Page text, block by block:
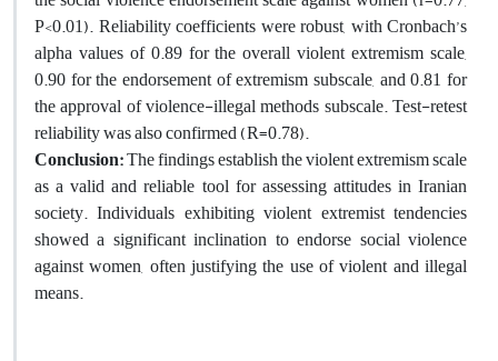
P<0.01). Reliability coefficients were robust, with Cronbach’s
alpha values of 0.89 for the overall violent extremism scale,
0.90 for the endorsement of extremism subscale, and 0.81 for
the approval of violence-illegal methods subscale. Test-retest
reliability was also confirmed (R=0.78).
Conclusion:The findings establish the violent extremism scale
as a valid and reliable tool for assessing attitudes in Iranian
society. Individuals exhibiting violent extremist tendencies
showed a significant inclination to endorse social violence
against women, often justifying the use of violent and illegal
means.